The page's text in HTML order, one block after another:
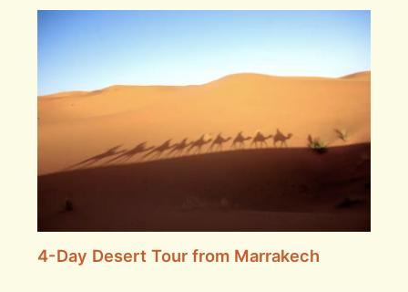
4-Day Desert Tour from Marrakech